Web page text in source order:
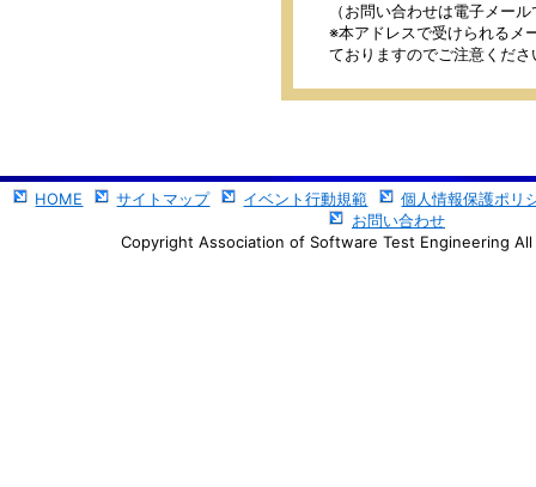
（お問い合わせは電子メー
※本アドレスで受けられるメ
ておりますのでご注意くださ
HOME サイトマップ イベント行動規範
個人情報保護ポリ
お問い合わせ
Copyright Association of Software Test Engineering